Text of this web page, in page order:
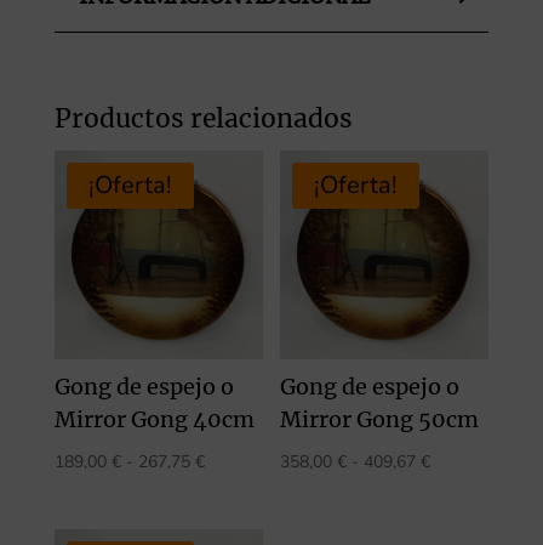
Productos relacionados
¡Oferta!
Gong de espejo o
Mirror Gong 40cm
189,00 € - 267,75 €Rango
¡Oferta!
Gong de espejo o
Mirror Gong 50cm
358,00 € - 409,67 €Rango